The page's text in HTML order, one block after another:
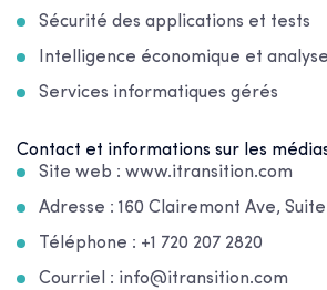
Sécurité des applications et tests
Intelligence économique et
Services informatiques gérés
Contact et informations sur les
Site web : www.itransition.com
Adresse : 160 Clairemont Ave,
Téléphone : +1 720 207 2820
Courriel : info@itransition.com